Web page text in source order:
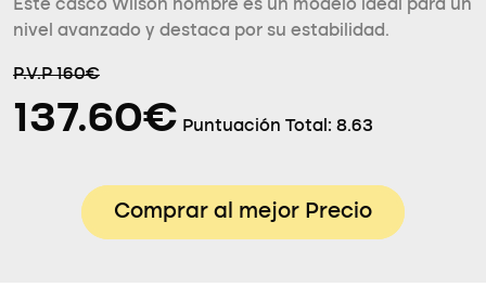
Este casco Wilson hombre es un modelo ideal para un
nivel avanzado y destaca por su estabilidad.
P.V.P 160€
137.60€ Puntuación Total: 8.63
Comprar al mejor Precio